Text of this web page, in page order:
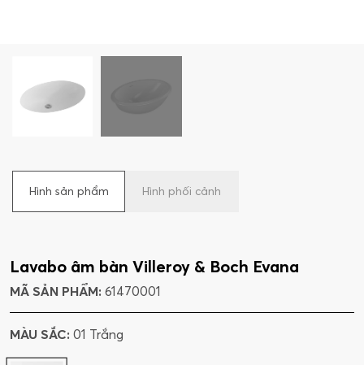
Hình sản phẩm Hình phối cảnh
Lavabo âm bàn Villeroy & Boch Evana
MÃ SẢN PHẨM: 61470001
MÀU SẮC: 01 Trắng